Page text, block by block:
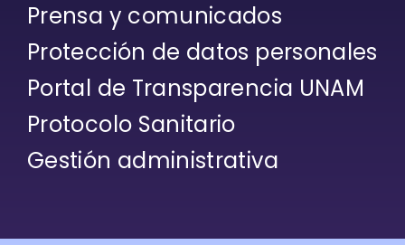
Prensa y comunicados
Protección de datos personales
Portal de Transparencia UNAM
Protocolo Sanitario
Gestión administrativa